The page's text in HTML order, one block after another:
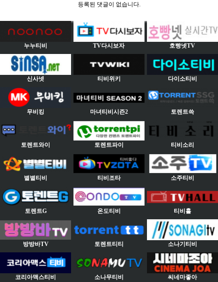
등록된 댓글이 없습니다.
누누티비 TV다시보자 호빵넷TV
신사넷 티비위키 다이소티비
무비킹 마녀티비시즌2 토렌트쓱
토렌트와이 토렌트파이 티비소리
별별티비 티비조타 소주티비
토렌트G 온도티비 티비홀
방방바TV 토렌트티티 소나기티비
코리아맥스티비 소나무티비 씨네마좋아